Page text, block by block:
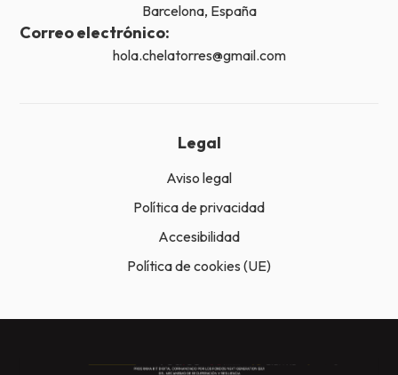
Barcelona, España
Correo electrónico:
hola.chelatorres@gmail.com
Legal
Aviso legal
Política de privacidad
Accesibilidad
Política de cookies (UE)